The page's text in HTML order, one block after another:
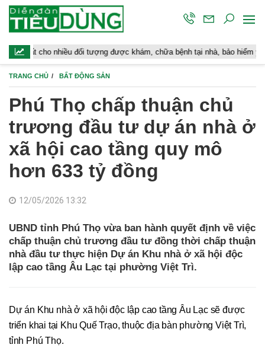
nhiều đối tượng được khám, chữa bệnh tại nhà, bảo hiểm y tế chi trả
TRANG CHỦ BẤT ĐỘNG SẢN
Phú Thọ chấp thuận chủ
trương đầu tư dự án nhà ở
xã hội cao tầng quy mô
hơn 633 tỷ đồng
12/05/2026 13:32
UBND tỉnh Phú Thọ vừa ban hành quyết định về việc
chấp thuận chủ trương đầu tư đồng thời chấp thuận
nhà đầu tư thực hiện Dự án Khu nhà ở xã hội độc
lập cao tầng Âu Lạc tại phường Việt Trì.
Dự án Khu nhà ở xã hội độc lập cao tầng Âu Lạc sẽ được
triển khai tại Khu Quế Trạo, thuộc địa bàn phường Việt Trì,
tỉnh Phú Thọ.